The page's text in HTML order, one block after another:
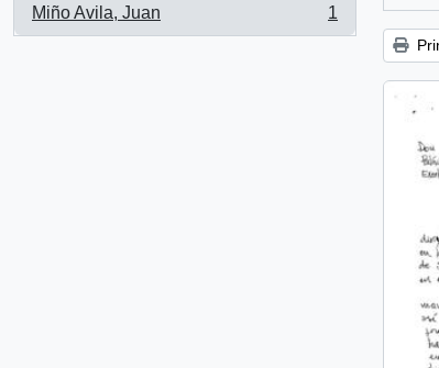
Miño Avila, Juan
, 1 results
1